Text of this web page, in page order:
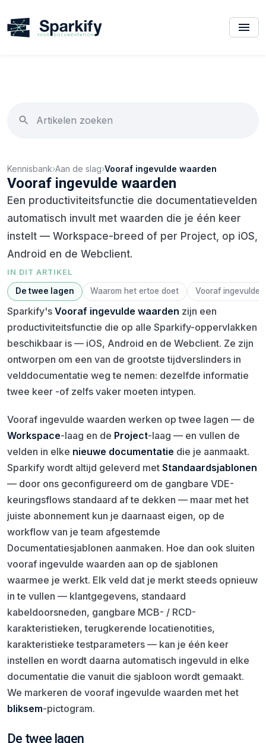
Kennisbank›Aan de slag›Vooraf ingevulde waarden
Vooraf ingevulde waarden
Een productiviteitsfunctie die documentatievelden
automatisch invult met waarden die je één keer
instelt — Workspace-breed of per Project, op iOS,
Android en de Webclient.
IN DIT ARTIKEL
De twee lagen Waarom het ertoe doet Vooraf ingevulde
Sparkify's Vooraf ingevulde waarden zijn een
productiviteitsfunctie die op alle Sparkify-oppervlakken
beschikbaar is — iOS, Android en de Webclient. Ze zijn
ontworpen om een van de grootste tijdverslinders in
velddocumentatie weg te nemen: dezelfde informatie
twee keer -of zelfs vaker moeten intypen.
Vooraf ingevulde waarden werken op twee lagen — de
Workspace-laag en de Project-laag — en vullen de
velden in elke nieuwe documentatie die je aanmaakt.
Sparkify wordt altijd geleverd met Standaardsjablonen
— door ons geconfigureerd om de gangbare VDE-
keuringsflows standaard af te dekken — maar met het
juiste abonnement kun je daarnaast eigen, op de
workflow van je team afgestemde
Documentatiesjablonen aanmaken. Hoe dan ook sluiten
vooraf ingevulde waarden aan op de sjablonen
waarmee je werkt. Elk veld dat je merkt steeds opnieuw
in te vullen — klantgegevens, standaard
kabeldoorsneden, gangbare MCB- / RCD-
karakteristieken, terugkerende locatienotities,
karakteristieke testparameters — kan je één keer
instellen en wordt daarna automatisch ingevuld in elke
documentatie die vanuit die sjabloon wordt gemaakt.
We markeren de vooraf ingevulde waarden met het
bliksem-pictogram.
De twee lagen